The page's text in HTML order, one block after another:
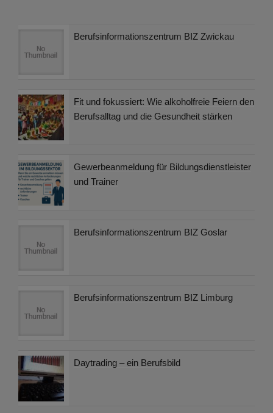
Berufsinformationszentrum BIZ Zwickau
Fit und fokussiert: Wie alkoholfreie Feiern den
Berufsalltag und die Gesundheit stärken
Gewerbeanmeldung für Bildungsdienstleister
und Trainer
Berufsinformationszentrum BIZ Goslar
Berufsinformationszentrum BIZ Limburg
Daytrading – ein Berufsbild